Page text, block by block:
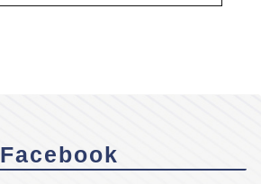
Facebook